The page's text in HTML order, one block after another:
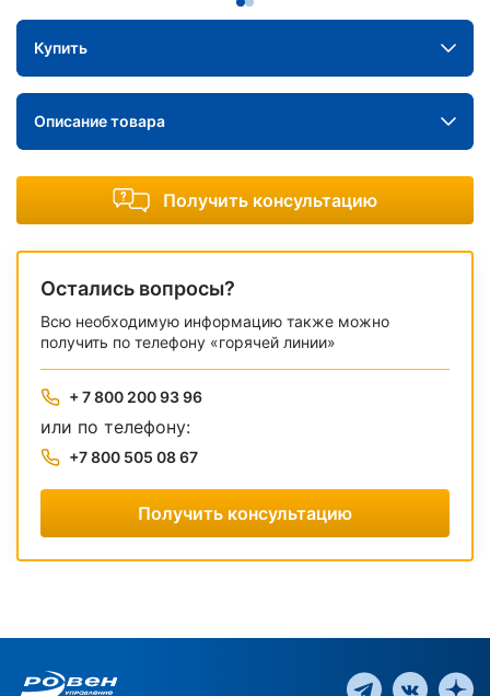
Купить
Описание товара
Получить консультацию
Остались вопросы?
Всю необходимую информацию также можно
получить по телефону «горячей линии»
+ 7 800 200 93 96
или по телефону:
+7 800 505 08 67
Получить консультацию